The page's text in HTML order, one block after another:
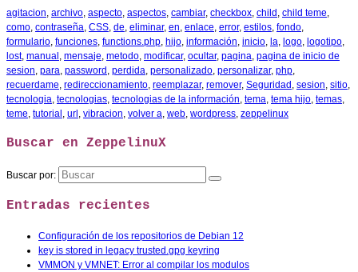
agitacion archivo aspecto aspectos cambiar, checkbox child child teme
como contraseña CSS de eliminar, en enlace error, estilos fondo
formulario funciones functions.php hijo información inicio la logo logotipo
lost, manual mensaje metodo modificar, ocultar, pagina pagina de inicio de
sesion para password perdida personalizado personalizar, php
recuerdame redireccionamiento reemplazar, remover, Seguridad sesion sitio
tecnologia tecnologias tecnologias de la información tema tema hijo temas
teme tutorial url vibracion volver a web wordpress zeppelinux
Buscar en ZeppelinuX
Buscar por:
Entradas recientes
Configuración de los repositorios de Debian 12
key is stored in legacy trusted.gpg keyring
VMMON y VMNET: Error al compilar los modulos